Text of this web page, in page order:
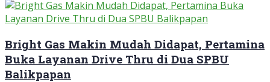
Bright Gas Makin Mudah Didapat, Pertamina
Buka Layanan Drive Thru di Dua SPBU
Balikpapan